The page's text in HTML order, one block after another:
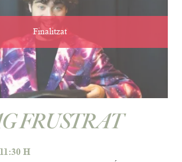
Finalitzat
FRUSTRAT
11:30 H